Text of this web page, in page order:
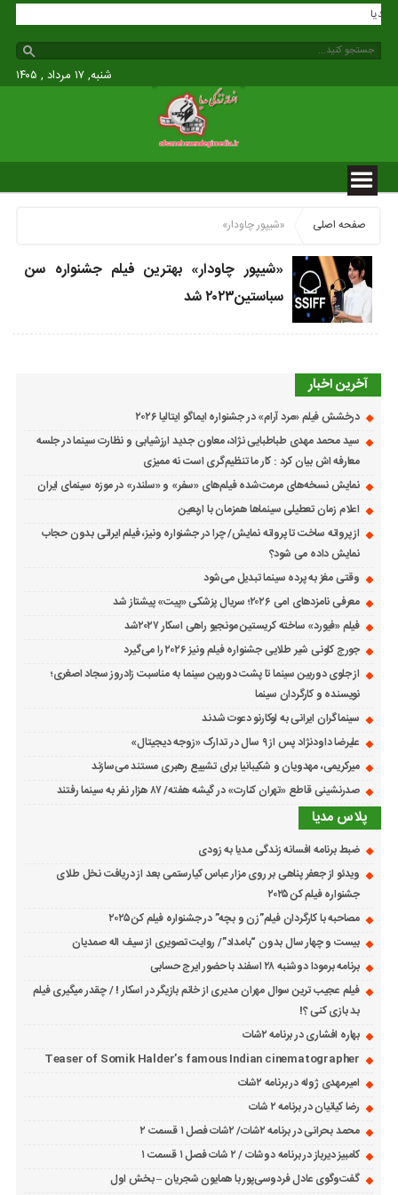
مدیا
شنبه, ۱۷ مرداد , ۱۴۰۵
صفحه اصلی «شیپور چاودار»
«شیپور چاودار» بهترین فیلم جشنواره سن
سباستین۲۰۲۳ شد
آخرین اخبار
درخشش فیلم «مرد آرام» در جشنواره ایماگو ایتالیا ۲۰۲۶
سید محمد مهدی طباطبایی نژاد، معاون جدید ارزشیابی و نظارت سینما در جلسه
معارفه اش بیان کرد : کار ما تنظیم‌گری است نه ممیزی
نمایش نسخه‌های مرمت‌شده فیلم‌های «سفر» و «سلندر» در موزه سینمای ایران
اعلام زمان تعطیلی سینماها همزمان با اربعین
از پروانه ساخت تا پروانه نمایش/ چرا در جشنواره ونیز، فیلم ایرانی بدون حجاب
نمایش داده می شود؟
وقتی مغز به پرده سینما تبدیل می‌شود
معرفی نامزدهای امی ۲۰۲۶؛ سریال پزشکی «پیت» پیشتاز شد
فیلم «فیورد» ساخته کریستین مونجیو راهی اسکار ۲۰۲۷شد
جورج کلونی شیر طلایی جشنواره فیلم ونیز ۲۰۲۶ را می‌گیرد
از جلوی دوربین سینما تا پشت دوربین سینما به مناسبت زادروز سجاد اصغری؛
نویسنده و کارگردان سینما
سینماگران ایرانی به لوکارنو دعوت شدند
علیرضا داودنژاد پس از ۹ سال در تدارک «زوجه دیجیتال»
میرکریمی، مهدویان و شکیبانیا برای تشییع رهبری مستند می‌سازند
صدرنشینی قاطع «تهران کنارت» در گیشه هفته/ ۸۷ هزار نفر به سینما رفتند
پلاس مدیا
ضبط برنامه افسانه زندگی مدیا به زودی
ویدئو از جعفر پناهی بر روی مزار عباس کیارستمی بعد از دریافت نخل طلای
جشنواره فیلم کن ۲۰۲۵
مصاحبه با کارگردان فیلم”زن و بچه” در جشنواره فیلم کن ۲۰۲۵
بیست و چهار سال بدون “بامداد”/ روایت تصویری از سیف اله صمدیان
برنامه برمودا دوشنبه ۲۸ اسفند با حضور ایرج حسابی
فیلم عجیب ترین سوال مهران مدیری از خانم بازیگر در اسکار ! / چقدر میگیری فیلم
بد بازی کنی ؟!
بهاره افشاری در برنامه ۲شات
Teaser of Somik Halder’s famous Indian cinematographer
امیرمهدی ژوله در برنامه ۲شات
رضا کیانیان در برنامه ۲ شات
محمد بحرانی در برنامه ۲شات/ ۲شات فصل ۱ قسمت ۲
کامبیز دیرباز در برنامه دوشات / ۲ شات فصل ۱ قسمت ۱
گفت‌وگوی عادل فردوسی‌پور با همایون شجریان – بخش اول